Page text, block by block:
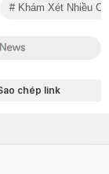
Khám Xét Nhiều
chép link